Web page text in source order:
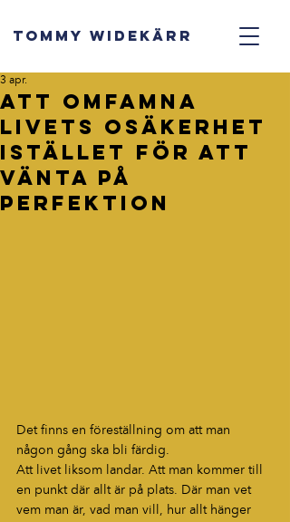
TOMMY WIDEKÄRR
Att omfamna
livets osäkerhet
istället för att
vänta på
perfektion
3 apr.
Det finns en föreställning om att man
någon gång ska bli färdig.
Att livet liksom landar. Att man kommer till
en punkt där allt är på plats. Där man vet
vem man är, vad man vill, hur allt hänger